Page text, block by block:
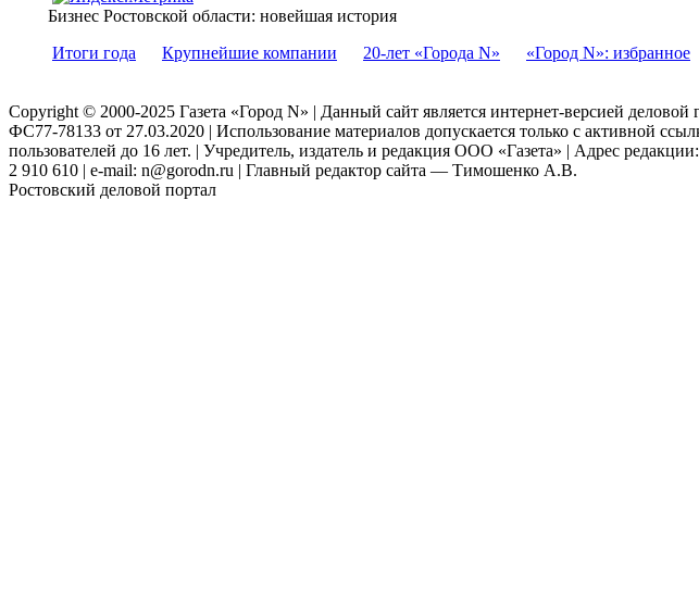
Бизнес Ростовской области: новейшая история
Итоги года
Крупнейшие компании 20-лет «Города N» «Город N»: избранное
Copyright © 2000-2025 Газета «Город N» | Данный сайт является интернет-версией
ФС77-78133 от 27.03.2020 | Использование материалов допускается только с активной
пользователей до 16 лет. | Учредитель, издатель и редакция ООО «Газета» | Адрес
2 910 610 | e-mail: n@gorodn.ru | Главный редактор сайта — Тимошенко А.В.
Ростовский деловой портал